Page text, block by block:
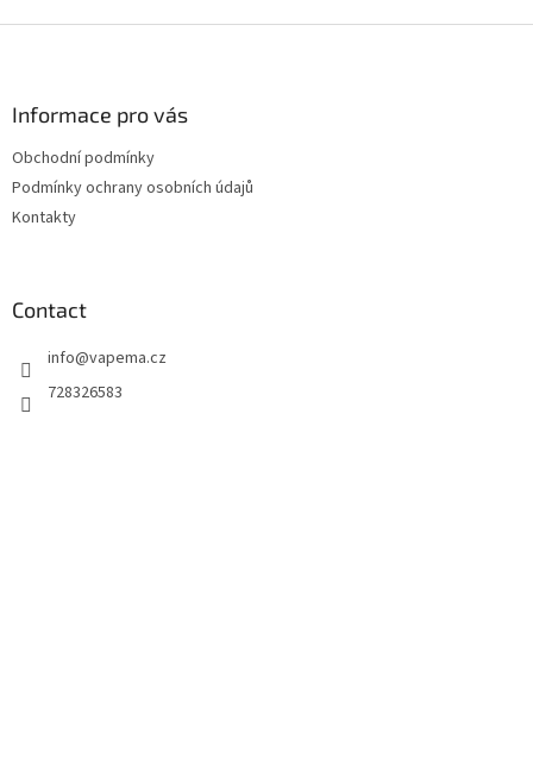
Informace pro vás
Obchodní podmínky
Podmínky ochrany osobních údajů
Kontakty
Contact
info@vapema.cz
728326583